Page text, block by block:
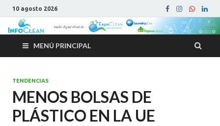
10 agosto 2026
MENÚ PRINCIPAL
TENDENCIAS
MENOS BOLSAS DE
PLÁSTICO EN LA UE